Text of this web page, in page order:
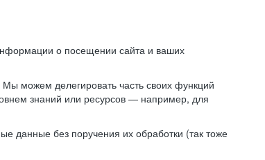
о посещении сайта и ваших
можем делегировать часть своих функций
знаний или ресурсов — например, для
данные без поручения их обработки (так тоже